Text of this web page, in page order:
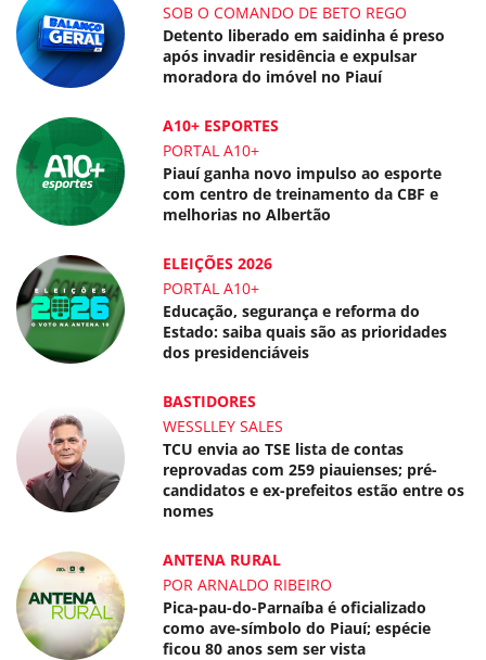
SOB O COMANDO DE BETO REGO
Detento liberado em saidinha é preso
após invadir residência e expulsar
moradora do imóvel no Piauí
A10+ ESPORTES
PORTAL A10+
Piauí ganha novo impulso ao esporte
com centro de treinamento da CBF e
melhorias no Albertão
ELEIÇÕES 2026
PORTAL A10+
Educação, segurança e reforma do
Estado: saiba quais são as prioridades
dos presidenciáveis
BASTIDORES
WESSLLEY SALES
TCU envia ao TSE lista de contas
reprovadas com 259 piauienses; pré-
candidatos e ex-prefeitos estão entre os
nomes
ANTENA RURAL
POR ARNALDO RIBEIRO
Pica-pau-do-Parnaíba é oficializado
como ave-símbolo do Piauí; espécie
ficou 80 anos sem ser vista